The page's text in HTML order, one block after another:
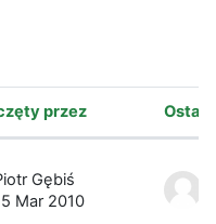
{$a -
przez
Gębiś
Mar 2010